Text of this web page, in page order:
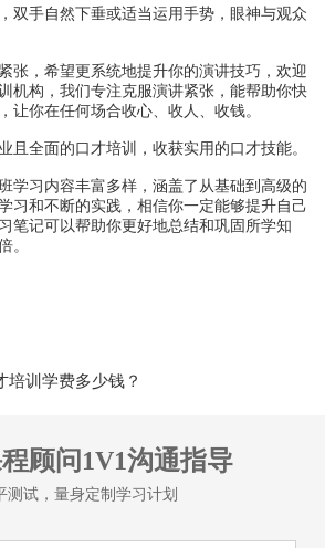
双手自然下垂或适当运用手势，眼神与观众
张，希望更系统地提升你的演讲技巧，欢迎
机构，我们专注克服演讲紧张，能帮助你快
让你在任何场合收心、收人、收钱。
且全面的口才培训，收获实用的口才技能。
学习内容丰富多样，涵盖了从基础到高级的
习和不断的实践，相信你一定能够提升自己
笔记可以帮助你更好地总结和巩固所学知
。
培训学费多少钱？
顾问1V1沟通指导
测试，量身定制学习计划